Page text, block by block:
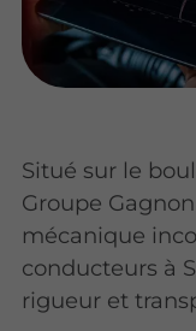
Situé sur le
Groupe
mécanique
conducteurs à
rigueur et